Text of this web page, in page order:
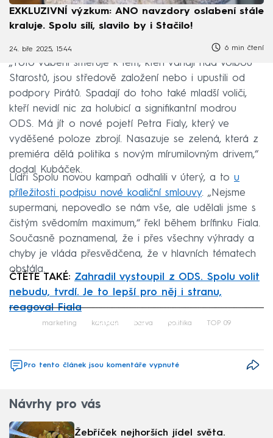
EXKLUZIVNÍ výzkum: ANO navzdory oslabení stále
kraluje. Spolu sílí, slavilo by i Stačilo!
24. bře 2025, 15:44 6 min čtení
„Toto vábení směřuje k těm, kteří váhají nad volbou
Starostů, jsou středově založení nebo i upustili od
podpory Pirátů. Spadají do toho také mladší voliči,
kteří nevidí nic za holubicí a signifikantní modrou
ODS. Má jít o nové pojetí Petra Fialy, který ve
vyděšené poloze zbrojí. Nasazuje se zelená, která z
premiéra dělá politika s novým mírumilovným drivem,“
dodal Kubáček.
Lídři Spolu novou kampaň odhalili v úterý, a to u
příležitosti podpisu nové koaliční smlouvy. „Nejsme
supermani, nepovedlo se nám vše, ale udělali jsme s
čistým svědomím maximum,“ řekl během brífinku Fiala.
Současně poznamenal, že i přes všechny výhrady a
chyby je vláda přesvědčena, že v hlavních tématech
obstála.
ČTĚTE TAKÉ: Zahradil vystoupil z ODS. Spolu volit
nebudu, tvrdí. Je to lepší pro něj i stranu,
reagoval Fiala
Failed to fetch
marketing kampaň barva politika TOP 09
Pro tento článek jsou komentáře vypnuté
Návrhy pro vás
Žebříček nejhorších jídel světa.